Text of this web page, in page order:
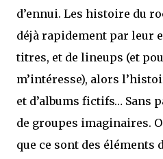
d’ennui. Les histoire du
déjà rapidement par leur
titres, et de lineups (et
m’intéresse), alors
et d’albums fictifs… Sans
de groupes imaginaires.
que ce sont des éléments